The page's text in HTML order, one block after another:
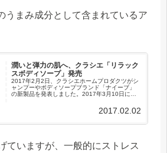
うまみ成分として含まれているア
潤いと弾力の肌へ、クラシエ「リラック
スボディソープ」発売
2017年2月2日、クラシエホームプロダクツがシ
ャンプーやボディソープブランド「ナイーブ」
の新製品を発表しました。2017年3月10日に発
ープ」働き盛りの30代女性を中心に、バスタイ
2017.02.02
ていますが、一般的にストレス